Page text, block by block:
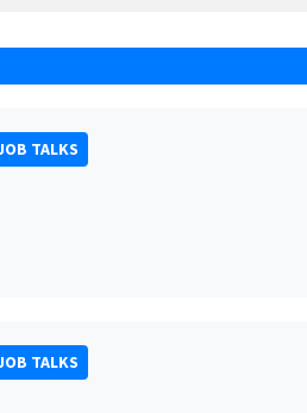
TALKS
TALKS